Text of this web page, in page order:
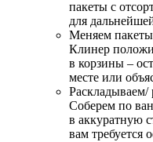
пакеты с
для
Меняем
Клинер
в корзины –
месте или
Раскладываем/
Соберем по
в аккуратную
вам требуется